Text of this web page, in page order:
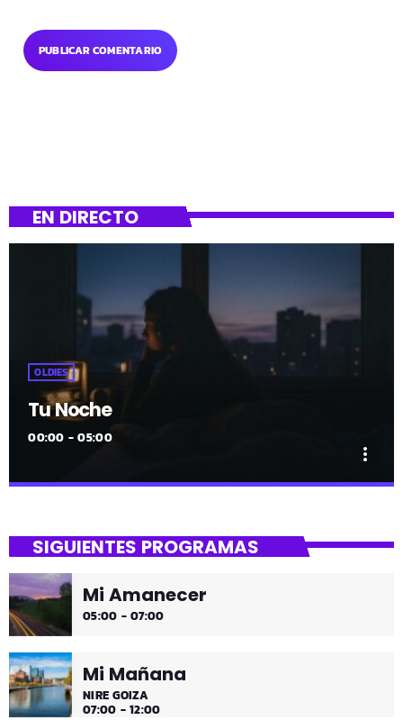
EN DIRECTO
OLDIES
Tu Noche
00:00 - 05:00
more_vert
gure gaua
Desconecta y disfruta cada madrugada de la música
más tranquila.
SIGUIENTES PROGRAMAS
Mi Amanecer
05:00 - 07:00
Mi Mañana
NIRE GOIZA
07:00 - 12:00